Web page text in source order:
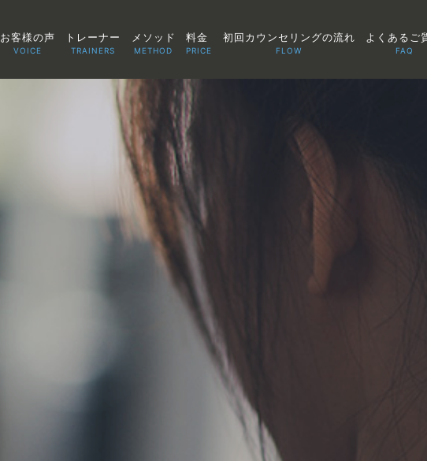
お客様の声
VOICE
トレーナー
TRAINERS
メソッド
METHOD
料金
PRICE
初回カウンセリングの流れ
FLOW
よくあるご
FAQ
AGLAIA Blog
TERMS